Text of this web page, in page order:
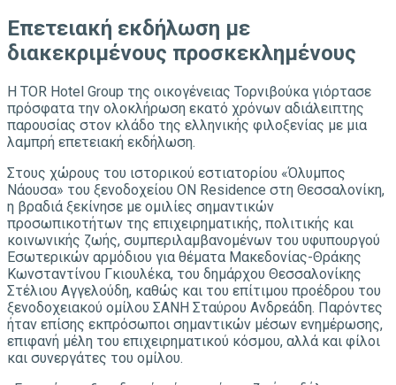
Επετειακή εκδήλωση με
διακεκριμένους προσκεκλημένους
H TOR Hotel Group της οικογένειας Τορνιβούκα γιόρτασε
πρόσφατα την ολοκλήρωση εκατό χρόνων αδιάλειπτης
παρουσίας στον κλάδο της ελληνικής φιλοξενίας με μια
λαμπρή επετειακή εκδήλωση.
Στους χώρους του ιστορικού εστιατορίου «Όλυμπος
Νάουσα» του ξενοδοχείου ON Residence στη Θεσσαλονίκη,
η βραδιά ξεκίνησε με ομιλίες σημαντικών
προσωπικοτήτων της επιχειρηματικής, πολιτικής και
κοινωνικής ζωής, συμπεριλαμβανομένων του υφυπουργού
Εσωτερικών αρμόδιου για θέματα Μακεδονίας-Θράκης
Κωνσταντίνου Γκιουλέκα, του δημάρχου Θεσσαλονίκης
Στέλιου Αγγελούδη, καθώς και του επίτιμου προέδρου του
ξενοδοχειακού ομίλου ΣΑΝΗ Σταύρου Ανδρεάδη. Παρόντες
ήταν επίσης εκπρόσωποι σημαντικών μέσων ενημέρωσης,
επιφανή μέλη του επιχειρηματικού κόσμου, αλλά και φίλοι
και συνεργάτες του ομίλου.